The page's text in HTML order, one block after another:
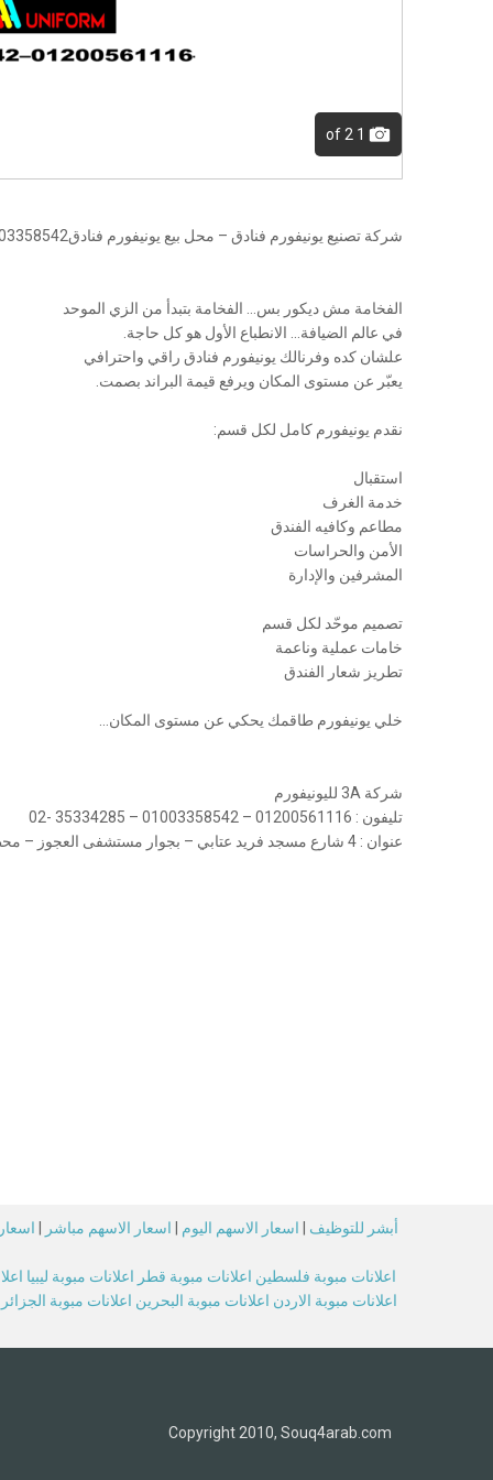
1
شركة تصنيع يونيفورم فنادق – محل بيع يونيفورم فنادق01003358542
الفخامة مش ديكور بس… الفخامة بتبدأ من الزي الموحد
في عالم الضيافة… الانطباع الأول هو كل حاجة.
علشان كده وفرنالك يونيفورم فنادق راقي واحترافي
يعبّر عن مستوى المكان ويرفع قيمة البراند بصمت.
نقدم يونيفورم كامل لكل قسم:
استقبال
خدمة الغرف
مطاعم وكافيه الفندق
الأمن والحراسات
المشرفين والإدارة
تصميم موحّد لكل قسم
خامات عملية وناعمة
تطريز شعار الفندق
خلي يونيفورم طاقمك يحكي عن مستوى المكان…
شركة 3A لليونيفورم
تليفون : 01200561116 – 01003358542 – 35334285 -02
عنوان : 4 شارع مسجد فريد عتابي – بجوار مستشفى العجوز – محطة مترو الدائرى
أبشر للتوظيف اسعار الاسهم اليوم اسعار الاسهم مباشر
اعلانات مبوبة فلسطين اعلانات مبوبة قطر اعلانات مبوبة ليبيا
اعلانات مبوبة الاردن اعلانات مبوبة البحرين اعلانات مبوبة الجزائر
Copyright 2010, Souq4arab.com